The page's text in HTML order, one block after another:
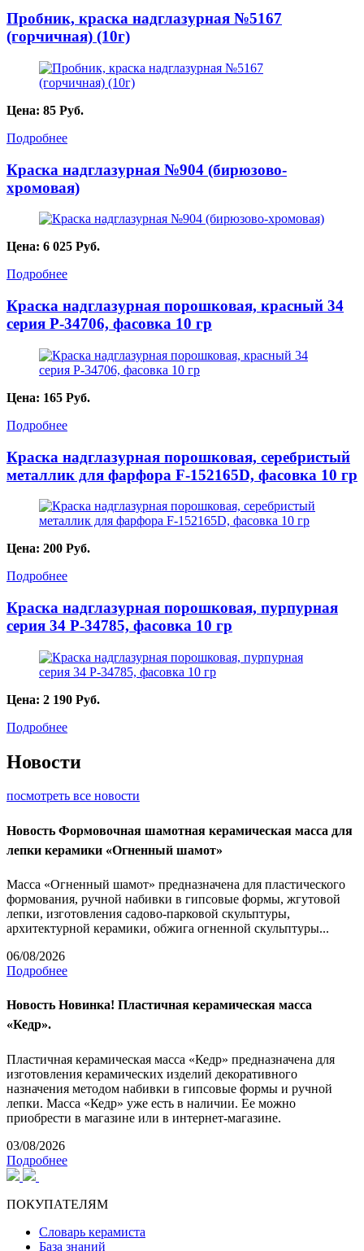
Пробник, краска надглазурная №5167
(горчичная) (10г)
Цена: 85 Руб.
Подробнее
Краска надглазурная №904 (бирюзово-
хромовая)
Цена: 6 025 Руб.
Подробнее
Краска надглазурная порошковая, красный 34
серия P-34706, фасовка 10 гр
Цена: 165 Руб.
Подробнее
Краска надглазурная порошковая, серебристый
металлик для фарфора F-152165D, фасовка 10 гр
Цена: 200 Руб.
Подробнее
Краска надглазурная порошковая, пурпурная
серия 34 P-34785, фасовка 10 гр
Цена: 2 190 Руб.
Подробнее
Новости
посмотреть все новости
Новость Формовочная шамотная керамическая масса для
лепки керамики «Огненный шамот»
Масса «Огненный шамот» предназначена для пластического
формования, ручной набивки в гипсовые формы, жгутовой
лепки, изготовления садово-парковой скульптуры,
архитектурной керамики, обжига огненной скульптуры...
06/08/2026
Подробнее
Новость Новинка! Пластичная керамическая масса
«Кедр».
Пластичная керамическая масса «Кедр» предназначена для
изготовления керамических изделий декоративного
назначения методом набивки в гипсовые формы и ручной
лепки. Масса «Кедр» уже есть в наличии. Ее можно
приобрести в магазине или в интернет-магазине.
03/08/2026
Подробнее
ПОКУПАТЕЛЯМ
Словарь керамиста
База знаний